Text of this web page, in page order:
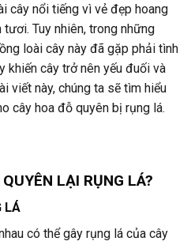
cây nổi tiếng vì vẻ đẹp hoang
Tuy nhiên, trong những
loài cây này đã gặp phải tình
khiến cây trở nên yếu đuối và
viết này, chúng ta sẽ tìm hiểu
cây hoa đỗ quyên bị rụng lá.
LẠI RỤNG LÁ?
LÁ
có thể gây rụng lá của cây